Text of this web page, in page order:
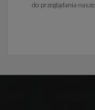
do przeglądania